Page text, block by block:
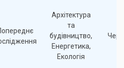
Архітектура
та
будівництво,
Енергетика,
Екологія